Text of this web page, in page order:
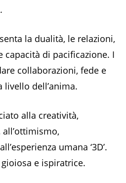
la dualità, le relazioni,
capacità di pacificazione. I
collaborazioni, fede e
livello dell’anima.
alla creatività,
all’ottimismo,
umana ‘3D’.
gioiosa e ispiratrice.